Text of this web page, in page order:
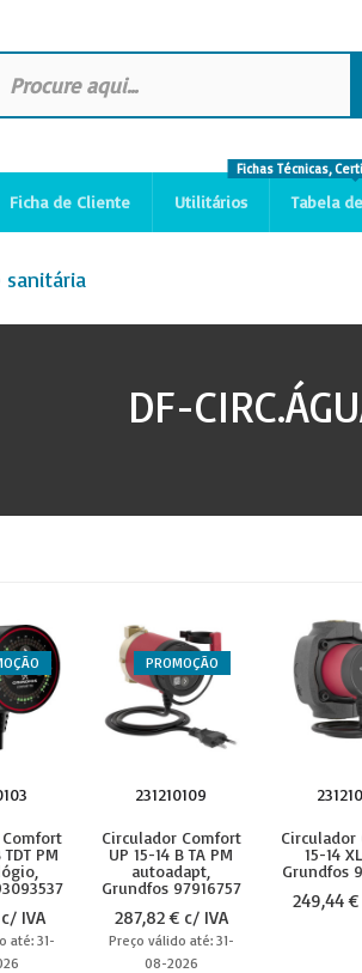
Ficha de Cliente Utilitários Tabela
Fichas Técnicas,
sanitária
DF-
TDT PM
IVA
até: 31-
PROMOÇÃO
231210109
Circulador Comfort
UP 15-14 B TA PM
autoadapt,
Grundfos 97916757
287,82 € c/ IVA
Preço válido até: 31-
08-2026
Circulador
15-14
Grundfos
249,44